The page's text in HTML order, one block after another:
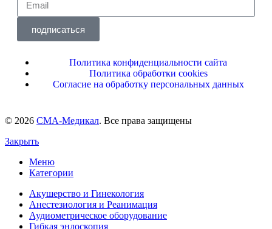
подписаться
Политика конфиденциальности сайта
Политика обработки cookies
Согласие на обработку персональных данных
© 2026 СМА-Медикал. Все права защищены
Закрыть
Меню
Категории
Акушерство и Гинекология
Анестезиология и Реанимация
Аудиометрическое оборудование
Гибкая эндоскопия